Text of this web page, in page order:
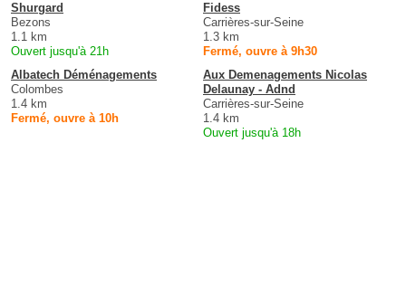
Shurgard
Bezons
1.1 km
Ouvert jusqu'à 21h
Fidess
Carrières-sur-Seine
1.3 km
Fermé, ouvre à 9h30
Albatech Déménagements
Colombes
1.4 km
Fermé, ouvre à 10h
Aux Demenagements Nicolas
Delaunay - Adnd
Carrières-sur-Seine
1.4 km
Ouvert jusqu'à 18h